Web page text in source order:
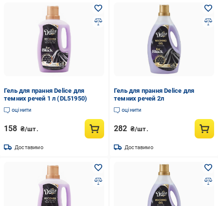
Гель для прання Delice для
темних речей 1 л (DL51950)
оцінити
158 ₴/шт.
Доставимо
Гель для прання Delice для
темних речей 2л
оцінити
282 ₴/шт.
Доставимо